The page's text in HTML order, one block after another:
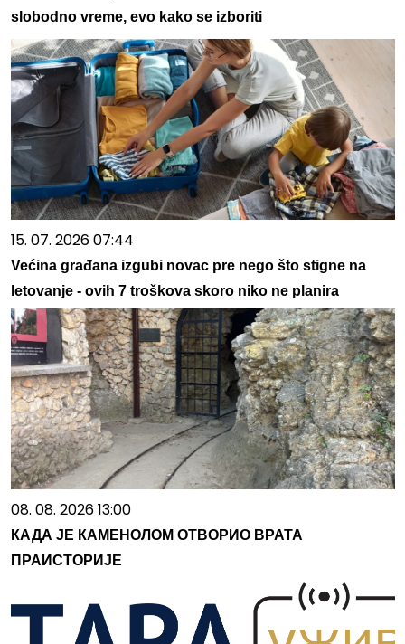
slobodno vreme, evo kako se izboriti
15. 07. 2026 07:44
Većina građana izgubi novac pre nego što stigne na
letovanje - ovih 7 troškova skoro niko ne planira
08. 08. 2026 13:00
КАДА ЈЕ КАМЕНОЛОМ ОТВОРИО ВРАТА
ПРАИСТОРИЈЕ